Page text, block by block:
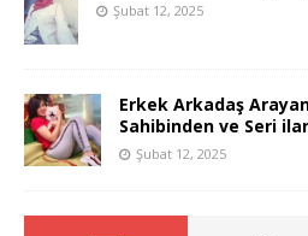
Şubat 12, 2025
Erkek Arkadaş
Sahibinden ve Seri
Şubat 12, 2025